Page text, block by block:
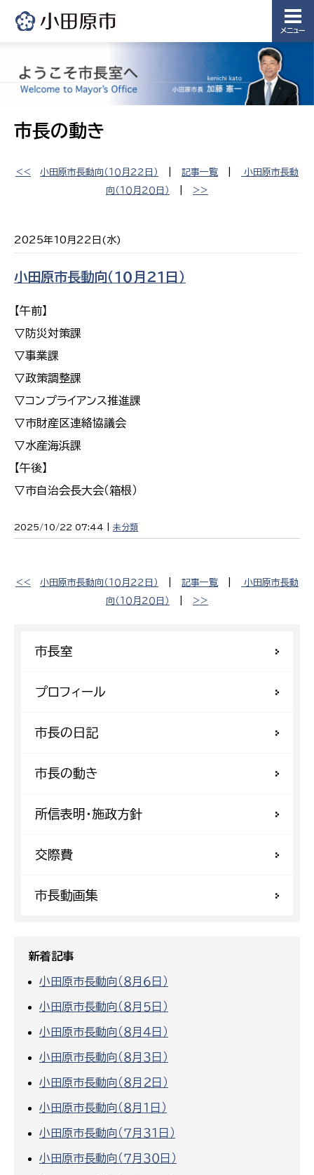
メニュー
市長の動き
<< 小田原市長動向（１０月２２日） 記事一覧
小田原市長動
向（１０月２０日）
>>
2025年10月22日(水)
小田原市長動向（１０月２１日）
【午前】
▽防災対策課
▽事業課
▽政策調整課
▽コンプライアンス推進課
▽市財産区連絡協議会
▽水産海浜課
【午後】
▽市自治会長大会（箱根）
2025/10/22 07:44 | 未分類
<< 小田原市長動向（１０月２２日） 記事一覧
小田原市長動
向（１０月２０日）
>>
市長室
プロフィール
市長の日記
市長の動き
所信表明・施政方針
交際費
市長動画集
新着記事
小田原市長動向（８月６日）
小田原市長動向（８月５日）
小田原市長動向（８月４日）
小田原市長動向（８月３日）
小田原市長動向（８月２日）
小田原市長動向（８月１日）
小田原市長動向（７月３１日）
小田原市長動向（７月３０日）